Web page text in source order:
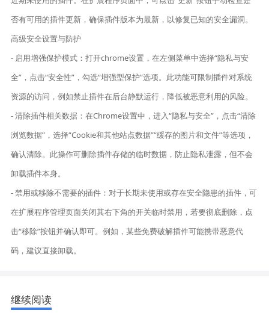
否有可用的插件更新，确保插件版本为最新，以修复已知的安全漏洞。
高级安全设置与防护
- 启用增强保护模式：打开chrome设置，在左侧菜单中选择“隐私与安
全”，点击“安全性”，勾选“增强型保护”选项。此功能可限制插件对系统
资源的访问，例如禁止插件在后台静默运行，降低被恶意利用的风险。
- 清除插件相关数据：在Chrome设置中，进入“隐私与安全”，点击“清除
浏览数据”，选择“Cookie和其他站点数据”“缓存的图片和文件”等选项，
确认清除。此操作可删除插件存储的临时数据，防止隐私泄露，但不会
卸载插件本身。
- 禁用或移除不需要的插件：对于长期未使用或存在安全隐患的插件，可
在扩展程序管理页面关闭其右下角的开关临时禁用，若要彻底删除，点
击“移除”按钮并确认即可。例如，某些免费破解插件可能携带恶意代
码，建议直接卸载。
继续阅读